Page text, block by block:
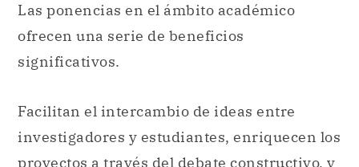
Las ponencias en el ámbito académico
ofrecen una serie de beneficios
significativos.
Facilitan el intercambio de ideas entre
investigadores y estudiantes, enriquecen los
proyectos a través del debate constructivo, y